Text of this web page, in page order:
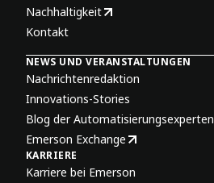
Nachhaltigkeit
Kontakt
NEWS UND VERANSTALTUNGEN
Nachrichtenredaktion
Innovations-Stories
Blog der Automatisierungsexperten
Emerson Exchange
KARRIERE
Karriere bei Emerson